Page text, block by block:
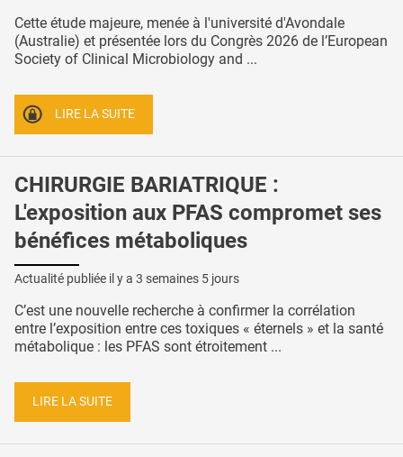
Cette étude majeure, menée à l'université d'Avondale
(Australie) et présentée lors du Congrès 2026 de l’European
Society of Clinical Microbiology and ...
LIRE LA SUITE
CHIRURGIE BARIATRIQUE :
L'exposition aux PFAS compromet ses
bénéfices métaboliques
Actualité publiée il y a 3 semaines 5 jours
C’est une nouvelle recherche à confirmer la corrélation
entre l’exposition entre ces toxiques « éternels » et la santé
métabolique : les PFAS sont étroitement ...
LIRE LA SUITE